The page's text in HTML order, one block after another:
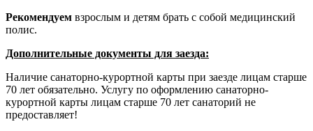
Рекомендуем взрослым и детям брать с собой медицинский
полис.
Дополнительные документы для заезда:
Наличие санаторно-курортной карты при заезде лицам старше
70 лет обязательно. Услугу по оформлению санаторно-
курортной карты лицам старше 70 лет санаторий не
предоставляет!